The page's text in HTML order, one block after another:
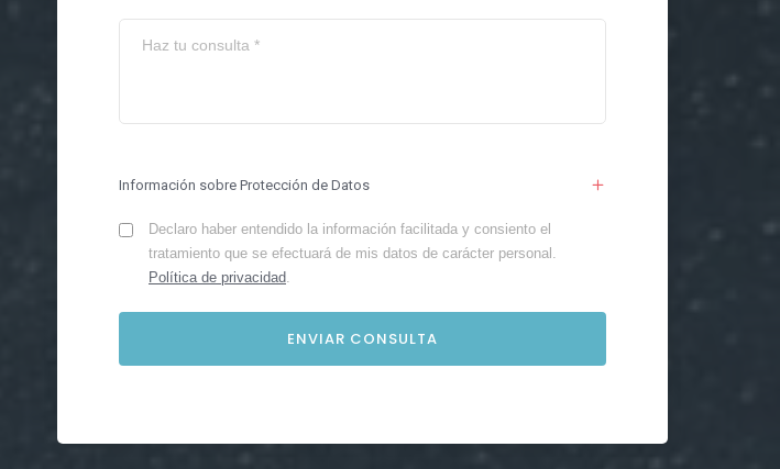
Información sobre Protección de Datos
Declaro haber entendido la información facilitada y consiento el
tratamiento que se efectuará de mis datos de carácter personal.
Política de privacidad.